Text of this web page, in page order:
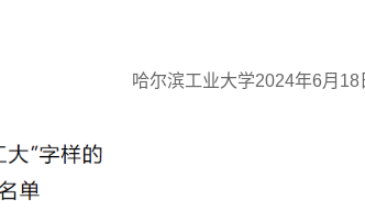
哈尔滨工业大学2024年6月18